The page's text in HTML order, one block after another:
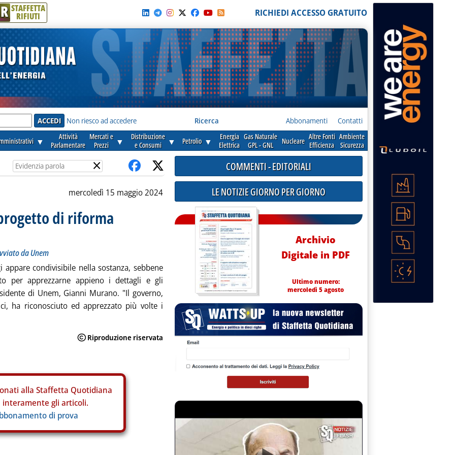
R STAFFETTA
RIFIUTI RICHIEDI ACCESSO GRATUITO
Non riesco ad accedere Ricerca Abbonamenti Contatti
▼
Attività
Parlamentare
Mercati e
Prezzi
▼
Distribuzione
e Consumi
▼ Petrolio ▼
Energia
Elettrica
Gas Naturale
GPL - GNL
Nucleare Altre Fonti
Efficienza
Ambiente
Sicurezza
×
mercoledì 15 maggio 2024
di riforma
da Unem
condivisibile nella sostanza, sebbene
per apprezzarne appieno i dettagli e gli
di Unem, Gianni Murano. "Il governo,
ha riconosciuto ed apprezzato più volte i
alla Staffetta Quotidiana
interamente gli articoli.
di prova
COMMENTI - EDITORIALI
LE NOTIZIE GIORNO PER GIORNO
Archivio
Digitale in PDF
Ultimo numero:
mercoledì 5 agosto